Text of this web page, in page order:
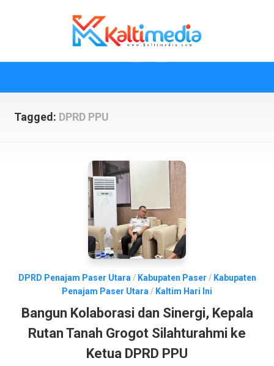
Tagged: DPRD PPU
DPRD Penajam Paser Utara / Kabupaten Paser / Kabupaten
Penajam Paser Utara / Kaltim Hari Ini
Bangun Kolaborasi dan Sinergi, Kepala
Rutan Tanah Grogot Silahturahmi ke
Ketua DPRD PPU